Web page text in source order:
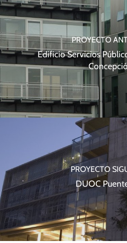
PROYECTO
Edificio Servicios
PROYECTO
DUOC